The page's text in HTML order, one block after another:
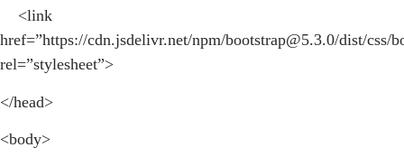
<link
href=”https://cdn.jsdelivr.net/npm/bootstrap@5.3.0/dist/css/
rel=”stylesheet”>
</head>
<body>